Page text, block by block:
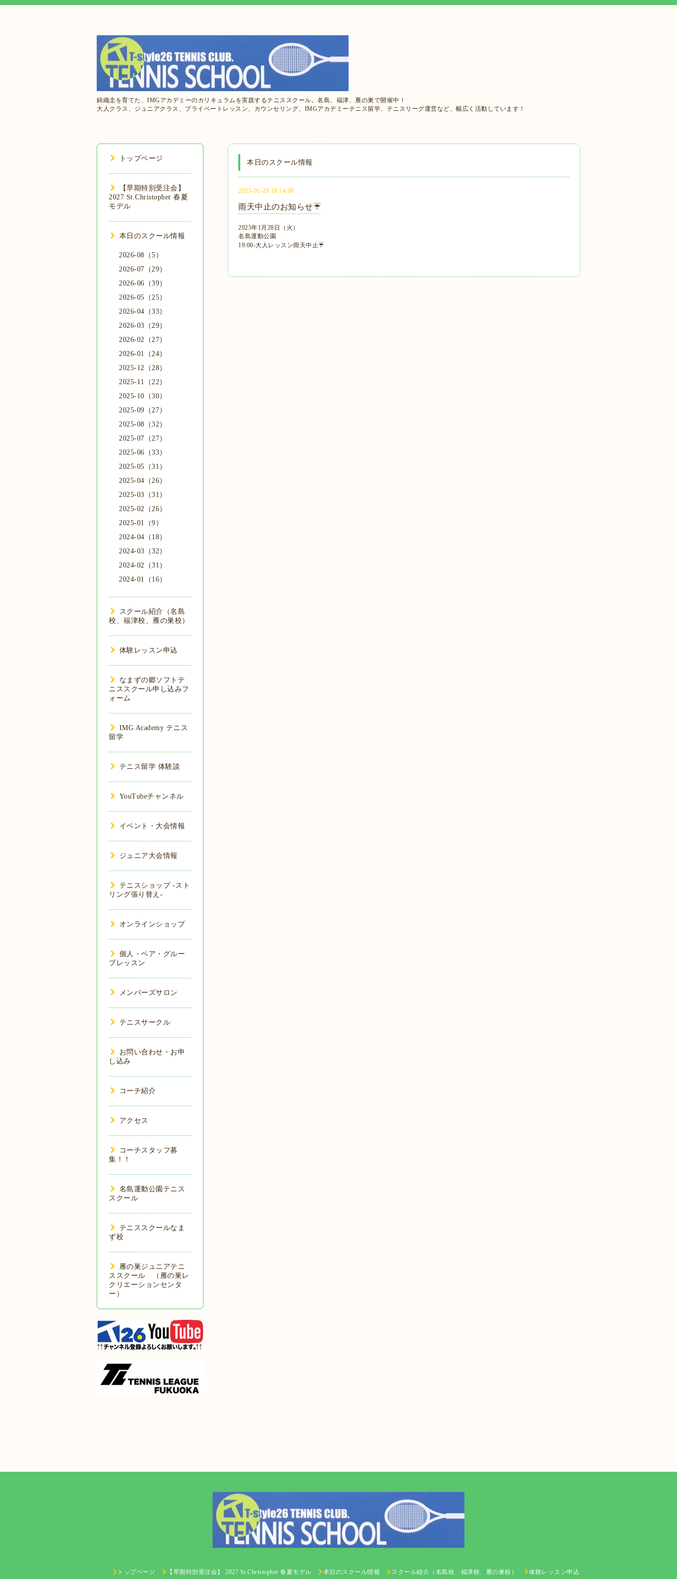
錦織圭を育てた、IMGアカデミーのカリキュラムを実践するテニススクール。名島、福津、雁の巣で開催中！
大人クラス、ジュニアクラス、プライベートレッスン、カウンセリング、IMGアカデミーテニス留学、テニスリーグ運営など、幅広く活動しています！
本日のスクール情報
2025-01-28 18:14:00
雨天中止のお知らせ☔️
2025年1月28日（火）
名島運動公園
19:00-大人レッスン雨天中止☔️
トップページ
【早期特別受注会】
2027 St.Christopher 春夏
モデル
本日のスクール情報
2026-08（5）
2026-07（29）
2026-06（39）
2026-05（25）
2026-04（33）
2026-03（29）
2026-02（27）
2026-01（24）
2025-12（28）
2025-11（22）
2025-10（30）
2025-09（27）
2025-08（32）
2025-07（27）
2025-06（33）
2025-05（31）
2025-04（26）
2025-03（31）
2025-02（26）
2025-01（9）
2024-04（18）
2024-03（32）
2024-02（31）
2024-01（16）
スクール紹介（名島
校、福津校、雁の巣校）
体験レッスン申込
なまずの郷ソフトテ
ニススクール申し込みフ
ォーム
IMG Academy テニス
留学
テニス留学 体験談
YouTubeチャンネル
イベント・大会情報
ジュニア大会情報
テニスショップ -スト
リング張り替え-
オンラインショップ
個人・ペア・グルー
プレッスン
メンバーズサロン
テニスサークル
お問い合わせ・お申
し込み
コーチ紹介
アクセス
コーチスタッフ募
集！！
名島運動公園テニス
スクール
テニススクールなま
ず校
雁の巣ジュニアテニ
ススクール （雁の巣レ
クリエーションセンタ
ー）
トップページ 【早期特別受注会】 2027 St.Christopher 春夏モデル 本日のスクール情報 スクール紹介（名島校、福津校、雁の巣校） 体験レッスン申込